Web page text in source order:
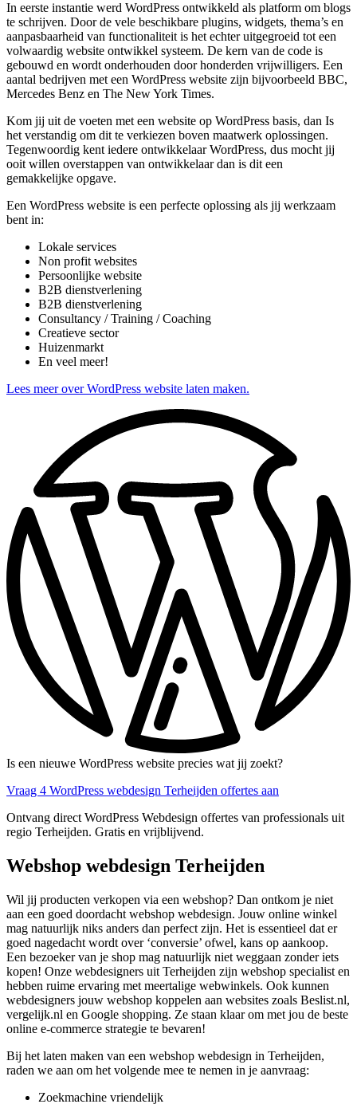
In eerste instantie werd WordPress ontwikkeld als platform om blogs
te schrijven. Door de vele beschikbare plugins, widgets, thema’s en
aanpasbaarheid van functionaliteit is het echter uitgegroeid tot een
volwaardig website ontwikkel systeem. De kern van de code is
gebouwd en wordt onderhouden door honderden vrijwilligers. Een
aantal bedrijven met een WordPress website zijn bijvoorbeeld BBC,
Mercedes Benz en The New York Times.
Kom jij uit de voeten met een website op WordPress basis, dan Is
het verstandig om dit te verkiezen boven maatwerk oplossingen.
Tegenwoordig kent iedere ontwikkelaar WordPress, dus mocht jij
ooit willen overstappen van ontwikkelaar dan is dit een
gemakkelijke opgave.
Een WordPress website is een perfecte oplossing als jij werkzaam
bent in:
Lokale services
Non profit websites
Persoonlijke website
B2B dienstverlening
B2B dienstverlening
Consultancy / Training / Coaching
Creatieve sector
Huizenmarkt
En veel meer!
Lees meer over WordPress website laten maken.
Is een nieuwe WordPress website precies wat jij zoekt?
Vraag 4 WordPress webdesign Terheijden offertes aan
Ontvang direct WordPress Webdesign offertes van professionals uit
regio Terheijden. Gratis en vrijblijvend.
Webshop webdesign Terheijden
Wil jij producten verkopen via een webshop? Dan ontkom je niet
aan een goed doordacht webshop webdesign. Jouw online winkel
mag natuurlijk niks anders dan perfect zijn. Het is essentieel dat er
goed nagedacht wordt over ‘conversie’ ofwel, kans op aankoop.
Een bezoeker van je shop mag natuurlijk niet weggaan zonder iets
kopen! Onze webdesigners uit Terheijden zijn webshop specialist en
hebben ruime ervaring met meertalige webwinkels. Ook kunnen
webdesigners jouw webshop koppelen aan websites zoals Beslist.nl,
vergelijk.nl en Google shopping. Ze staan klaar om met jou de beste
online e-commerce strategie te bevaren!
Bij het laten maken van een webshop webdesign in Terheijden,
raden we aan om het volgende mee te nemen in je aanvraag:
Zoekmachine vriendelijk